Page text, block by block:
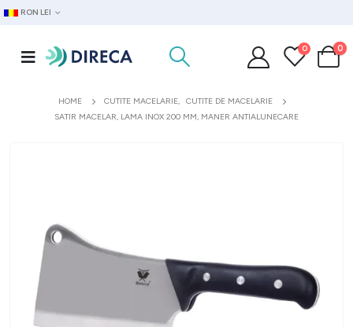
RON LEI
0 0
HOME CUTITE MACELARIE,
CUTITE DE MACELARIE
SATIR MACELAR, LAMA INOX 200 MM, MANER ANTIALUNECARE